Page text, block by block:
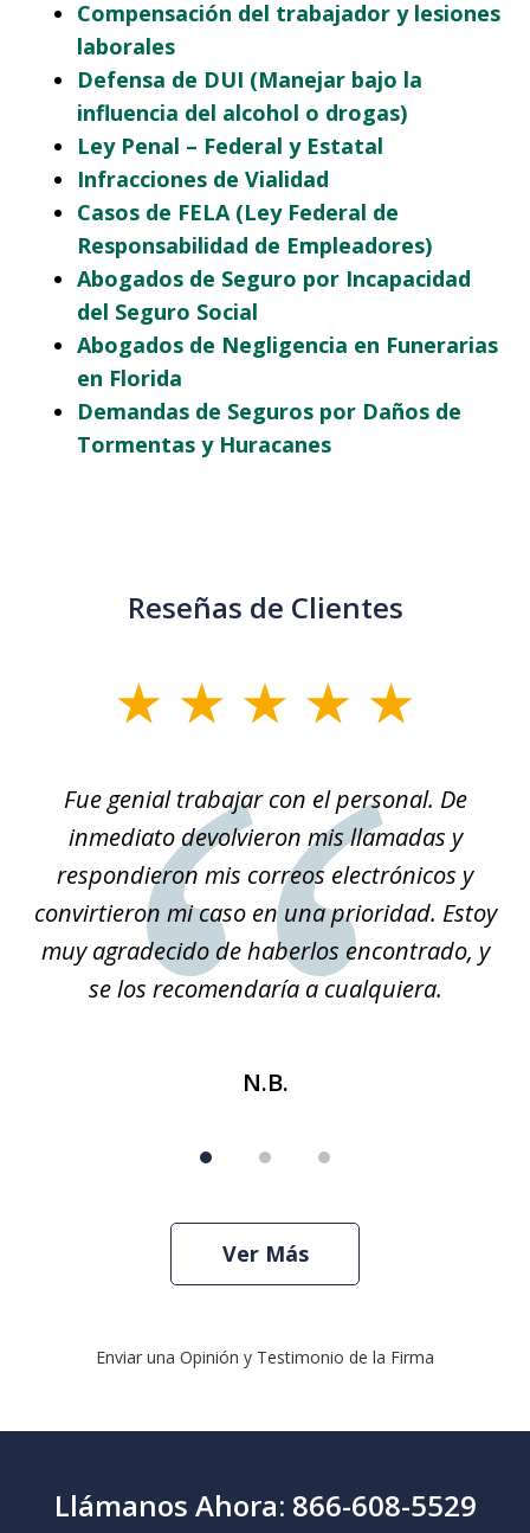
Compensación del trabajador y lesiones
laborales
Defensa de DUI (Manejar bajo la
influencia del alcohol o drogas)
Ley Penal – Federal y Estatal
Infracciones de Vialidad
Casos de FELA (Ley Federal de
Responsabilidad de Empleadores)
Abogados de Seguro por Incapacidad
del Seguro Social
Abogados de Negligencia en Funerarias
en Florida
Demandas de Seguros por Daños de
Tormentas y Huracanes
Reseñas de Clientes
Fue genial trabajar con el personal. De
inmediato devolvieron mis llamadas y
respondieron mis correos electrónicos y
convirtieron mi caso en una prioridad. Estoy
muy agradecido de haberlos encontrado, y
se los recomendaría a cualquiera.
N.B.
Ver Más
Enviar una Opinión y Testimonio de la Firma
Llámanos Ahora: 866-608-5529